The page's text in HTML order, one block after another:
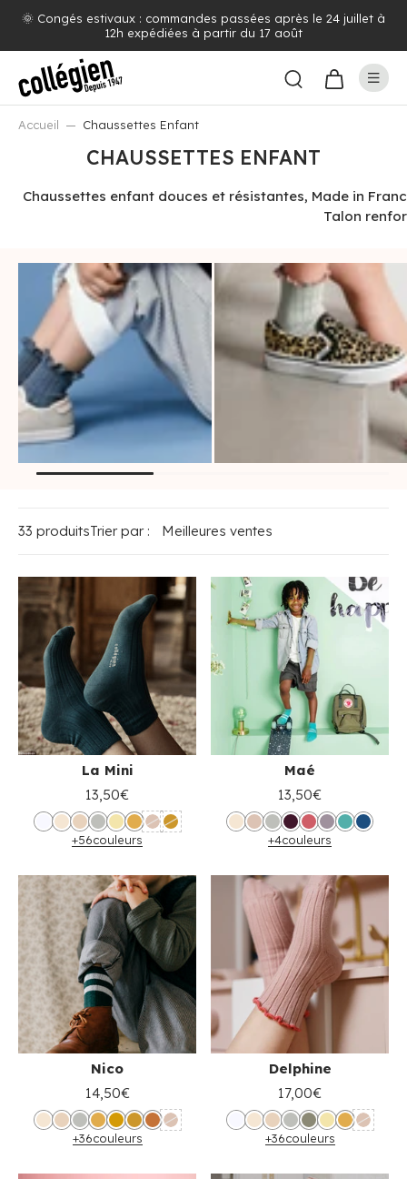
🌞 Congés estivaux : commandes passées après le 24 juillet à
12h expédiées à partir du 17 août
Accueil Chaussettes Enfant
CHAUSSETTES ENFANT
Chaussettes enfant douces et résistantes, Made in
Talon
33 produitsTrier par :
La Mini
13,50€
+56couleurs
Maé
13,50€
+4couleurs
Nico
14,50€
+36couleurs
Delphine
17,00€
+36couleurs